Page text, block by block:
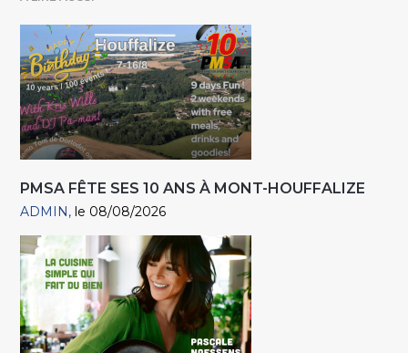
PMSA FÊTE SES 10 ANS À MONT-HOUFFALIZE
ADMIN le 08/08/2026